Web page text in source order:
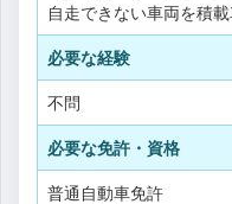
自走できない車両を積
必要な経験
不問
必要な免許・資格
普通自動車免許